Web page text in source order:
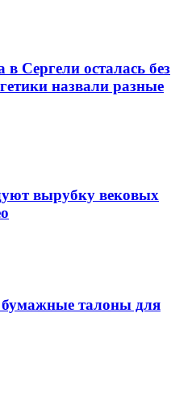
Сергели осталась без
назвали разные
вырубку вековых
бумажные талоны для